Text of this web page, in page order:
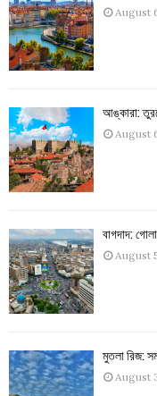
August
আঙ্কারা:
August
বাগদাদ:
August
মুতলা রিজ:
August